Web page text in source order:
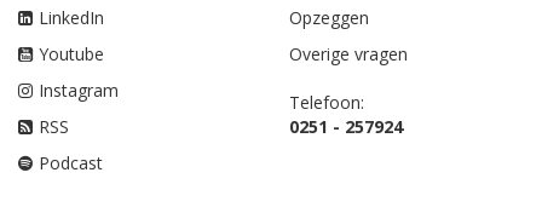
LinkedIn
Youtube
Instagram
RSS
Podcast
Opzeggen
Overige vragen
Telefoon:
0251 - 257924